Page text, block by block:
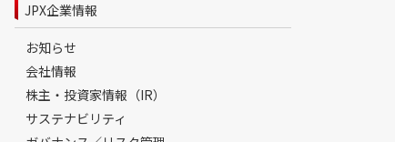
JPX企業情報
お知らせ
会社情報
株主・投資家情報（IR）
サステナビリティ